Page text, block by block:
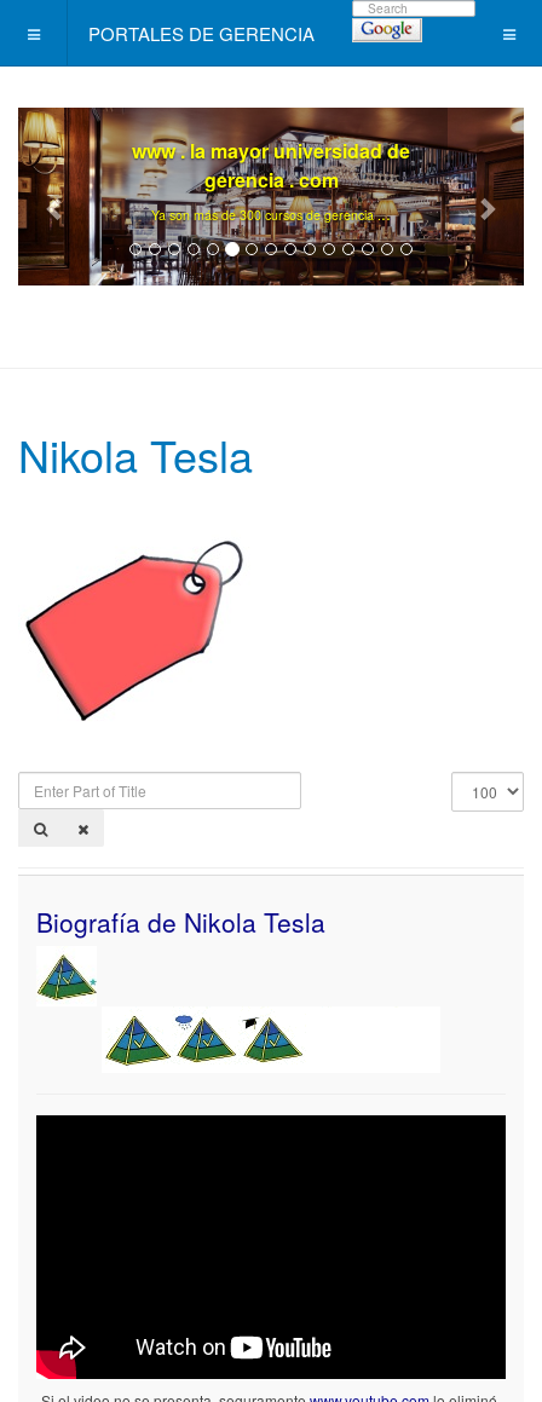
PORTALES DE GERENCIA
www . la mayor universidad de
gerencia . com
Ya son más de 300 cursos de gerencia ...
Nikola Tesla
Enter
Part
Title
Display
Biografía de Nikola Tesla